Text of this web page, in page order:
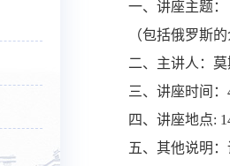
一、讲座主题
（包括俄罗斯
二、主讲人：
三、讲座时间：
四、讲座地点:
五、其他说明